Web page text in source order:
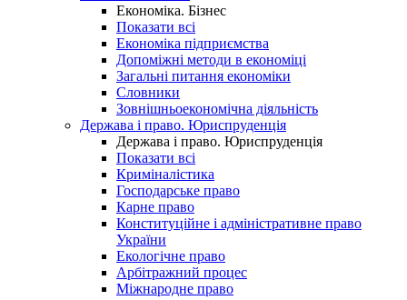
Економіка. Бізнес
Показати всі
Економіка підприємства
Допоміжні методи в економіці
Загальні питання економіки
Словники
Зовнішньоекономічна діяльність
Держава і право. Юриспруденція
Держава і право. Юриспруденція
Показати всі
Криміналістика
Господарське право
Карне право
Конституційне і адміністративне право
України
Екологічне право
Арбітражний процес
Міжнародне право